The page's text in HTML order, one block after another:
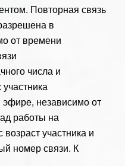
Повторная связь
в
от времени
числа и
независимо от
работы на
участника и
номер связи. К